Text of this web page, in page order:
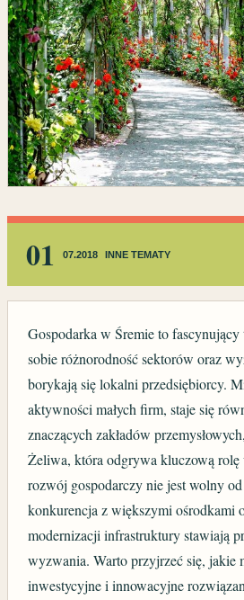
01 07.2018 INNE TEMATY
Gospodarka w Śremie to fascynujący
sobie różnorodność sektorów oraz
borykają się lokalni przedsiębiorcy.
aktywności małych firm, staje się
znaczących zakładów
Żeliwa, która odgrywa kluczową
rozwój gospodarczy nie jest wolny
konkurencja z większymi ośrodkami
modernizacji infrastruktury stawiają
wyzwania. Warto przyjrzeć się, jakie
inwestycyjne i innowacyjne